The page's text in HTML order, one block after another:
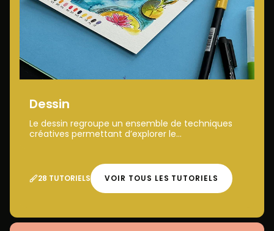
Dessin
Le dessin regroupe un ensemble de techniques
créatives permettant d’explorer le...
28 TUTORIELS VOIR TOUS LES TUTORIELS